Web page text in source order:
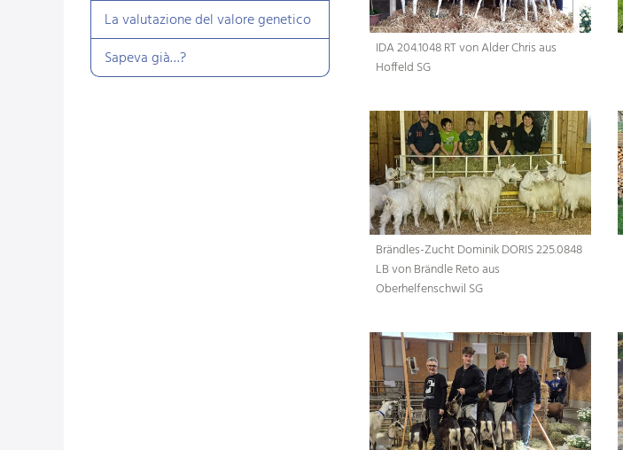
La valutazione del valore genetico
Sapeva già…?
IDA 204.1048 RT von Alder Chris aus
Hoffeld SG
Brändles-Zucht Dominik DORIS 225.0848
LB von Brändle Reto aus
Oberhelfenschwil SG